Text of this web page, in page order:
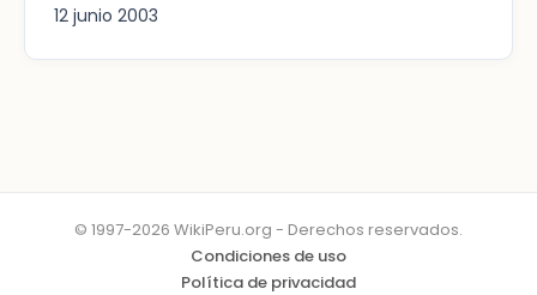
12 junio 2003
© 1997-2026 WikiPeru.org - Derechos reservados.
Condiciones de uso
Política de privacidad